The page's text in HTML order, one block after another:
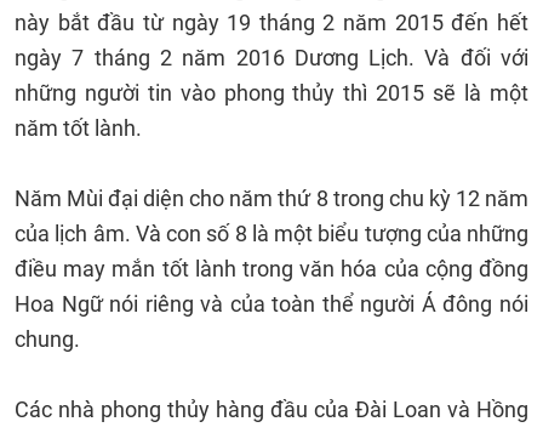
này bắt đầu từ ngày 19 tháng 2 năm 2015 đến hết
ngày 7 tháng 2 năm 2016 Dương Lịch. Và đối với
những người tin vào phong thủy thì 2015 sẽ là một
năm tốt lành.
Năm Mùi đại diện cho năm thứ 8 trong chu kỳ 12 năm
của lịch âm. Và con số 8 là một biểu tượng của những
điều may mắn tốt lành trong văn hóa của cộng đồng
Hoa Ngữ nói riêng và của toàn thể người Á đông nói
chung.
Các nhà phong thủy hàng đầu của Đài Loan và Hồng